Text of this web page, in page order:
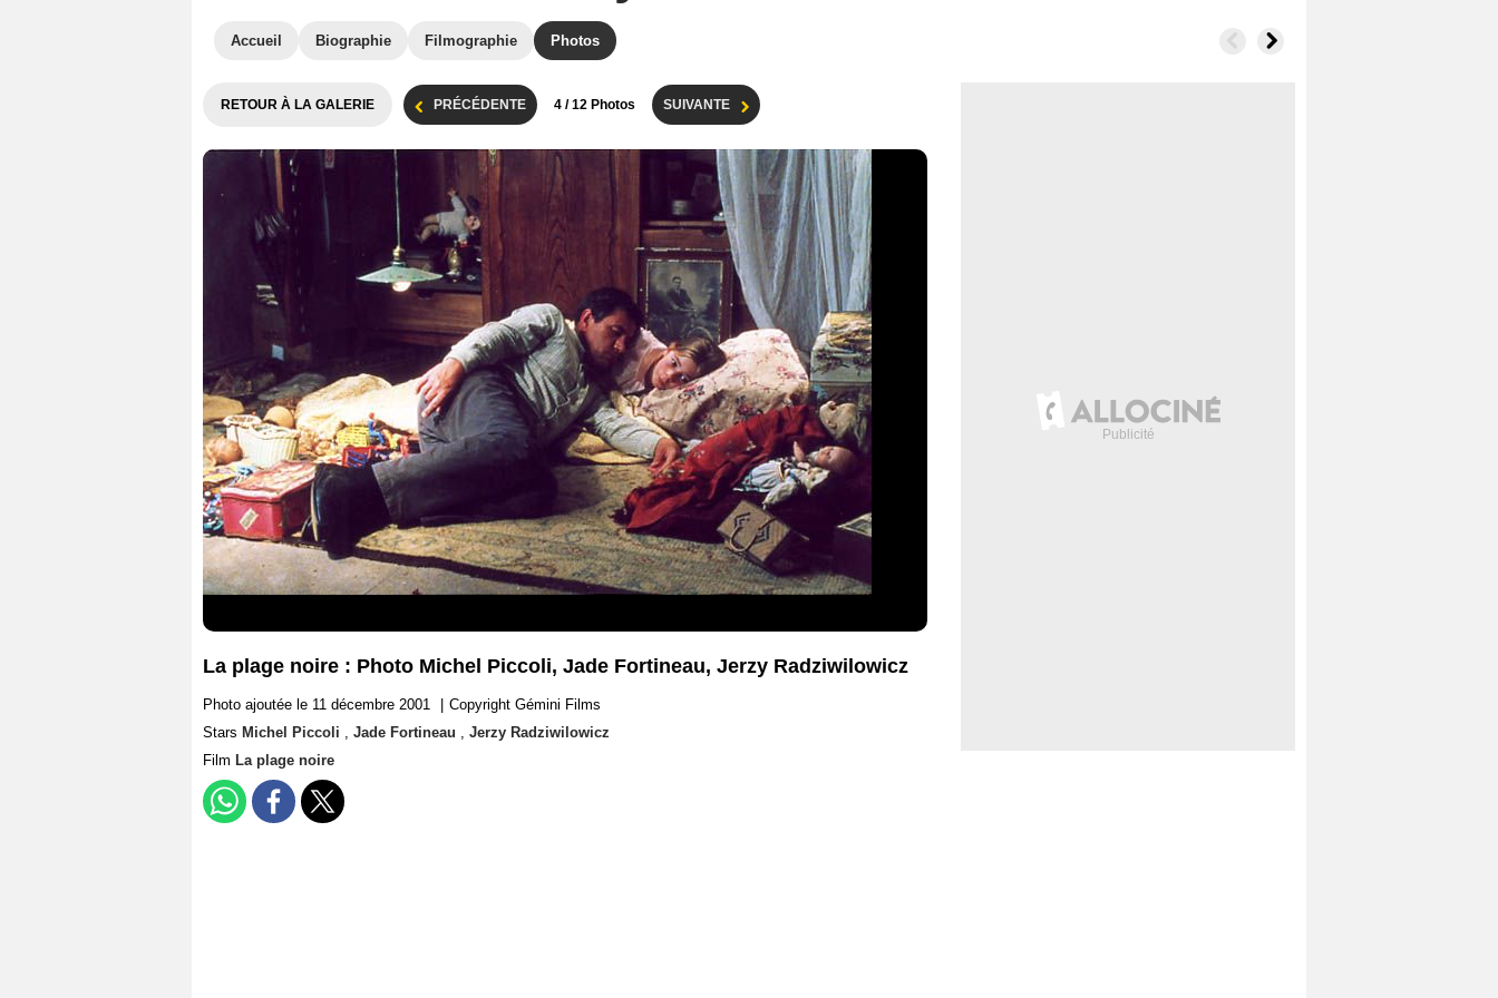
Accueil Biographie Filmographie Photos
RETOUR À LA GALERIE PRÉCÉDENTE 4 / 12 Photos SUIVANTE
La plage noire : Photo Michel Piccoli, Jade Fortineau, Jerzy Radziwilowicz
Photo ajoutée le 11 décembre 2001
Copyright Gémini Films
Stars Michel Piccoli , Jade Fortineau , Jerzy Radziwilowicz
Film La plage noire